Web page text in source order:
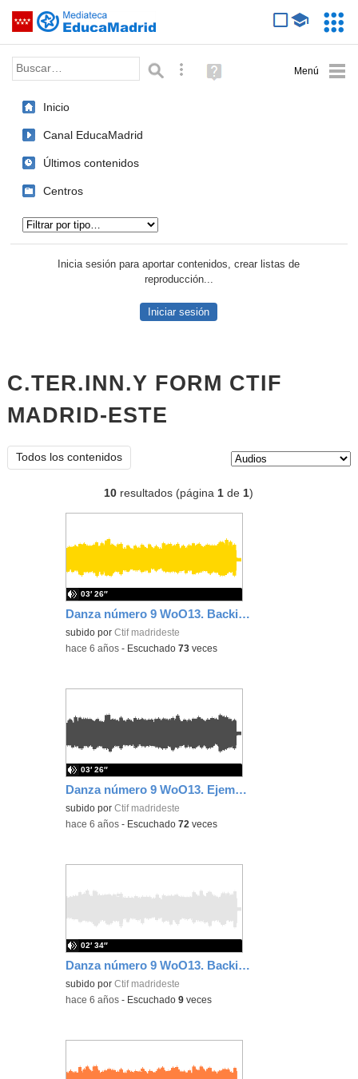
Saltar navegación
Palabra o frase: Búsqueda avanzada
Ayuda
(en
Inicio
Canal EducaMadrid
Últimos contenidos
Centros
Inicia sesión para aportar contenidos, crear listas de
reproducción...
Iniciar sesión
C.TER.INN.Y FORM CTIF
MADRID-ESTE
Todos los contenidos
10 resultados (página1 de1)
Danza número 9 WoO13. Backing track lento
subido porCtif madrideste
03′ 26″
-hace 6 años - Escuchado73 veces
Danza número 9 WoO13. Ejempo lento
subido porCtif madrideste
03′ 26″
-hace 6 años - Escuchado72 veces
Danza número 9 WoO13. Backing track rápido
subido porCtif madrideste
02′ 34″
-hace 6 años - Escuchado9 veces